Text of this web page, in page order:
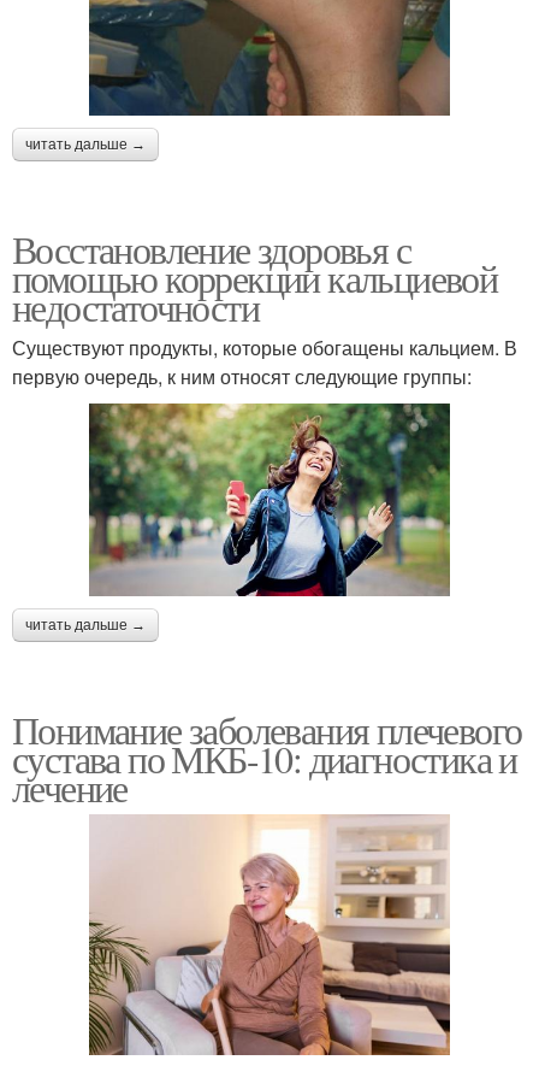
читать дальше →
Восстановление здоровья с
помощью коррекции кальциевой
недостаточности
Существуют продукты, которые обогащены кальцием. В
первую очередь, к ним относят следующие группы:
читать дальше →
Понимание заболевания плечевого
сустава по МКБ-10: диагностика и
лечение